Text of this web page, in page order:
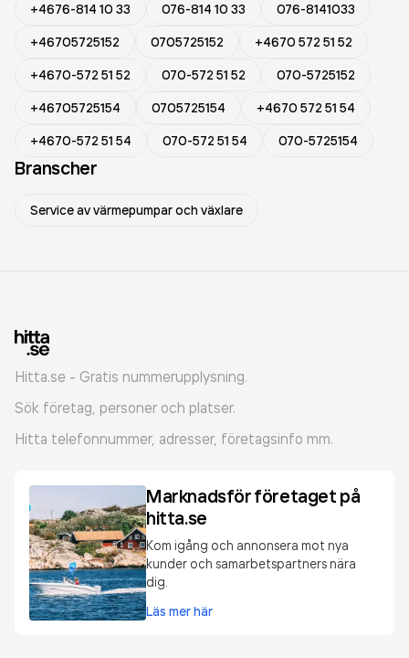
+4676-814 10 33
076-814 10 33
076-8141033
+46705725152
0705725152
+4670 572 51 52
+4670-572 51 52
070-572 51 52
070-5725152
+46705725154
0705725154
+4670 572 51 54
+4670-572 51 54
070-572 51 54 070-5725154
Branscher
Service av värmepumpar och växlare
Hitta.se - Gratis nummerupplysning.
Sök företag, personer och platser.
Hitta telefonnummer, adresser, företagsinfo mm.
Marknadsför företaget på
hitta.se
Kom igång och annonsera mot nya
kunder och samarbetspartners nära
dig.
Läs mer här